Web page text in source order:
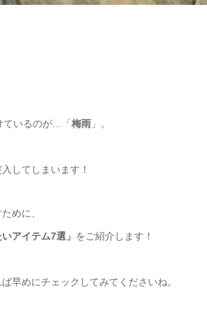
ているのが…「 梅雨 」。
してしまいます！
めに、
アイテム7選」 をご紹介します！
早めにチェックしてみてくださいね。